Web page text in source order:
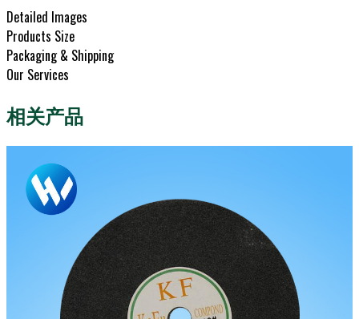
Detailed Images
Products Size
Packaging & Shipping
Our Services
相关产品